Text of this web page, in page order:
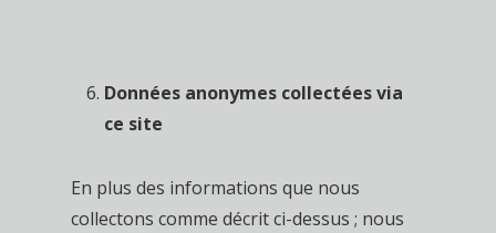
Données anonymes collectées via
ce site
En plus des informations que nous
collectons comme décrit ci-dessus ; nous